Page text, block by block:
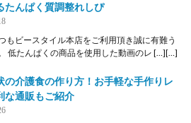
たんぱく質調整れしぴ
もビースタイル本店をご利用頂き誠に有難う
低たんぱくの商品を使用した動画のレ […][…]
の介護食の作り方！お手軽な手作りレ
な通販もご紹介